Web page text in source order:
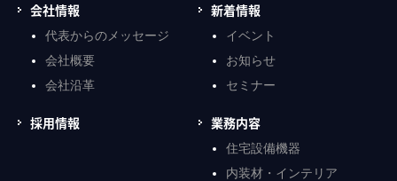
会社情報
代表からのメッセージ
会社概要
会社沿革
新着情報
イベント
お知らせ
セミナー
採用情報 業務内容
住宅設備機器
内装材・インテリア